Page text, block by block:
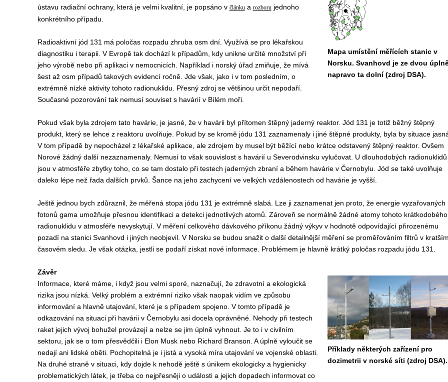
Mapa umístění měřících stanic v
Norsku. Svanhovd je ze dvou
napravo ta dolní (zdroj DSA).
ústavu radiační ochrany, která je velmi kvalitní, je popsáno v článkua rozborujednoho
konkrétního případu.
Radioaktivní jód 131 má poločas rozpadu zhruba osm dní. Využívá se pro lékařskou
diagnostiku i terapii. V Evropě tak dochází k případům, kdy unikne určité množství při
jeho výrobě nebo při aplikaci v nemocnicích. Například i norský úřad zmiňuje, že mívá
šest až osm případů takových evidencí ročně. Jde však, jako i v tom posledním, o
extrémně nízké aktivity tohoto radionuklidu. Přesný zdroj se většinou určit nepodaří.
Současné pozorování tak nemusí souviset s havárií v Bílém moři.
Pokud však byla zdrojem tato havárie, je jasné, že v havárii byl přítomen štěpný jaderný reaktor. Jód 131 je totiž běžný štěpný
produkt, který se lehce z reaktoru uvolňuje. Pokud by se kromě jódu 131 zaznamenaly i jiné štěpné produkty, byla by situace
V tom případě by nepocházel z lékařské aplikace, ale zdrojem by musel být běžící nebo krátce odstavený štěpný reaktor. Ovšem
Norové žádný další nezaznamenaly. Nemusí to však souvislost s havárií u Severodvinsku vylučovat. U dlouhodobých radionuklidů
jsou v atmosféře zbytky toho, co se tam dostalo při testech jaderných zbraní a během havárie v Černobylu. Jód se také uvolňuje
daleko lépe než řada dalších prvků. Šance na jeho zachycení ve velkých vzdálenostech od havárie je vyšší.
Ještě jednou bych zdůraznil, že měřená stopa jódu 131 je extrémně slabá. Lze ji zaznamenat jen proto, že energie vyzařovaných
fotonů gama umožňuje přesnou identifikaci a detekci jednotlivých atomů. Zároveň se normálně žádné atomy tohoto krátkodobého
radionuklidu v atmosféře nevyskytují. V měření celkového dávkového příkonu žádný výkyv v hodnotě odpovídající přirozenému
pozadí na stanici Svanhovd i jiných neobjevil. V Norsku se budou snažit o další detailnější měření se proměřováním filtrů v
časovém sledu. Je však otázka, jestli se podaří získat nové informace. Problémem je hlavně krátký poločas rozpadu jódu 131.
Příklady některých zařízení pro
dozimetrii v norské síti (zdroj DSA).
Závěr
Informace, které máme, i když jsou velmi sporé, naznačují, že zdravotní a ekologická
rizika jsou nízká. Velký problém a extrémní riziko však naopak vidím ve způsobu
informování a hlavně utajování, které je s případem spojeno. V tomto případě je
odkazování na situaci při havárii v Černobylu asi docela oprávněné. Nehody při testech
raket jejich vývoj bohužel provázejí a nelze se jim úplně vyhnout. Je to i v civilním
sektoru, jak se o tom přesvědčili i Elon Musk nebo Richard Branson. A úplně vyloučit se
nedají ani lidské oběti. Pochopitelná je i jistá a vysoká míra utajování ve vojenské oblasti.
Na druhé straně v situaci, kdy dojde k nehodě ještě s únikem ekologicky a hygienicky
problematických látek, je třeba co nejpřesněji o události a jejich dopadech informovat co